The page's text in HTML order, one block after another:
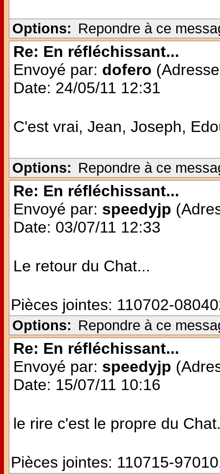
Options: Repondre à ce
Re: En réfléchissant...
Envoyé par: dofero
Date: 24/05/11 12:31
C'est vrai, Jean, Joseph,
Options: Repondre à ce
Re: En réfléchissant...
Envoyé par: speedyjp
Date: 03/07/11 12:33
Le retour du Chat...
Pièces jointes: 110702-
Options: Repondre à ce
Re: En réfléchissant...
Envoyé par: speedyjp
Date: 15/07/11 10:16
le rire c'est le propre du
Pièces jointes: 110715-